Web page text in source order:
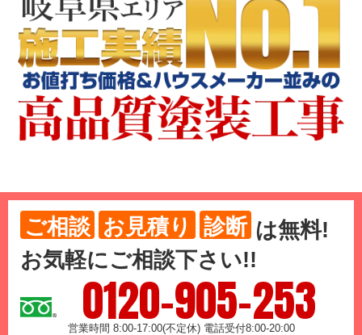
ご相談 お見積り 診断 は無料!
お気軽にご相談下さい!!
0120-905-253
営業時間 8:00-17:00(不定休) 電話受付8:00-20:00